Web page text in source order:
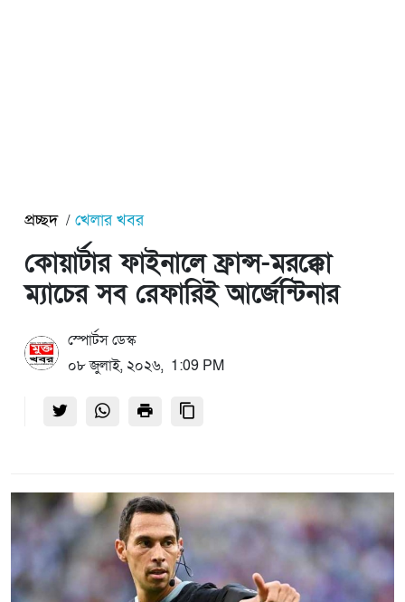
প্রচ্ছদ খেলার খবর
কোয়ার্টার ফাইনালে ফ্রান্স-মরক্কো
ম্যাচের সব রেফারিই আর্জেন্টিনার
স্পোর্টস ডেস্ক
০৮ জুলাই, ২০২৬, 1:09 PM